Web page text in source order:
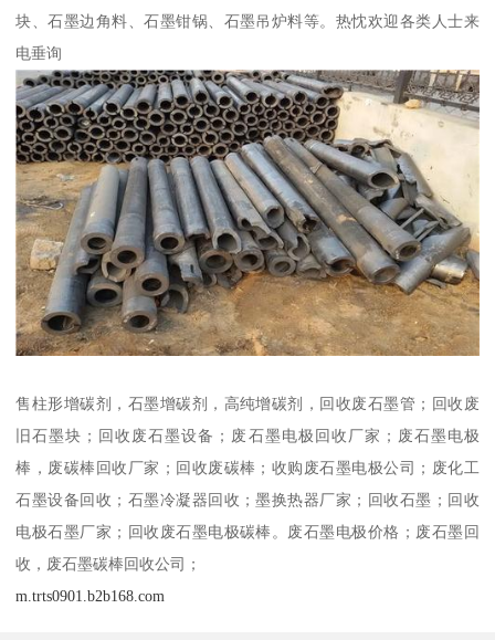
块、石墨边角料、石墨钳锅、石墨吊炉料等。热忱欢迎各类人士来
电垂询
售柱形增碳剂，石墨增碳剂，高纯增碳剂，回收废石墨管；回收废
旧石墨块；回收废石墨设备；废石墨电极回收厂家；废石墨电极
棒，废碳棒回收厂家；回收废碳棒；收购废石墨电极公司；废化工
石墨设备回收；石墨冷凝器回收；墨换热器厂家；回收石墨；回收
电极石墨厂家；回收废石墨电极碳棒。废石墨电极价格；废石墨回
收，废石墨碳棒回收公司；
m.trts0901.b2b168.com